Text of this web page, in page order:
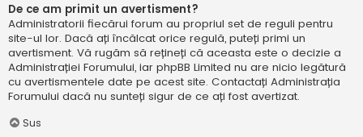
De ce am primit un avertisment?
Administratorii fiecărui forum au propriul set de reguli pentru
site-ul lor. Dacă ați încălcat orice regulă, puteți primi un
avertisment. Vă rugăm să rețineți că aceasta este o decizie a
Administrației Forumului, iar phpBB Limited nu are nicio legătură
cu avertismentele date pe acest site. Contactați Administrația
Forumului dacă nu sunteți sigur de ce ați fost avertizat.
Sus